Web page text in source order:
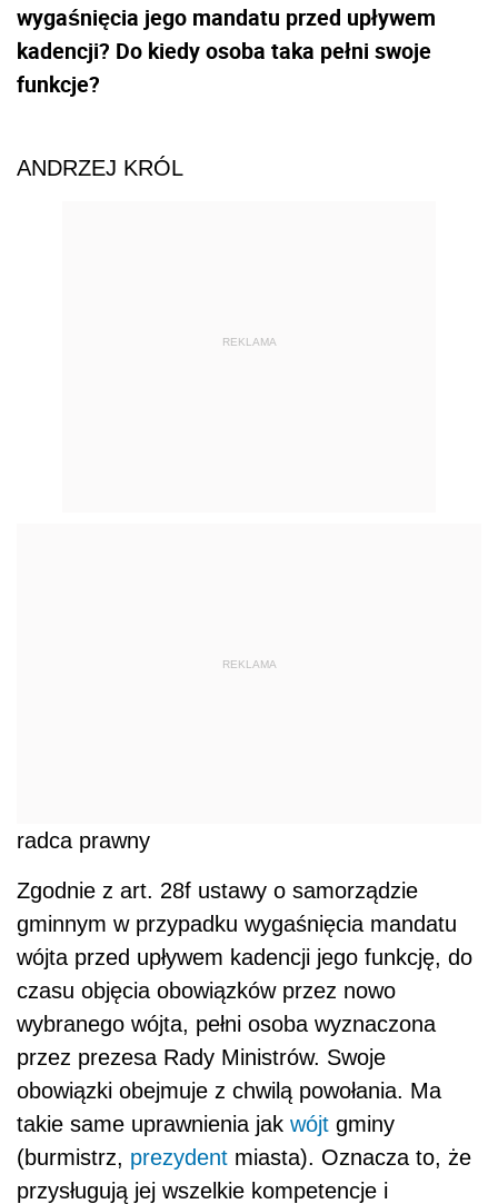
wygaśnięcia jego mandatu przed upływem
kadencji? Do kiedy osoba taka pełni swoje
funkcje?
ANDRZEJ KRÓL
REKLAMA
REKLAMA
radca prawny
Zgodnie z art. 28f ustawy o samorządzie
gminnym w przypadku wygaśnięcia mandatu
wójta przed upływem kadencji jego funkcję, do
czasu objęcia obowiązków przez nowo
wybranego wójta, pełni osoba wyznaczona
przez prezesa Rady Ministrów. Swoje
obowiązki obejmuje z chwilą powołania. Ma
takie same uprawnienia jak wójt gminy
(burmistrz, prezydent miasta). Oznacza to, że
przysługują jej wszelkie kompetencje i